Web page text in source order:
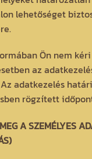
lehetőséget
Ön nem
az
adatkezelés
rögzített
A SZEMÉLYES